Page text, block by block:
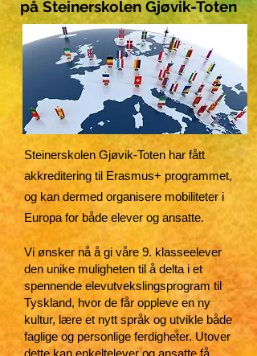
på Steinerskolen Gjøvik-Toten
Steinerskolen Gjøvik-Toten har fått
akkreditering til Erasmus+ programmet,
og kan dermed organisere mobiliteter i
Europa for både elever og ansatte.
Vi ønsker nå å gi våre 9. klasseelever
den unike muligheten til å delta i et
spennende elevutvekslingsprogram til
Tyskland, hvor de får oppleve en ny
kultur, lære et nytt språk og utvikle både
faglige og personlige ferdigheter. Utover
dette kan enkeltelever og ansatte få